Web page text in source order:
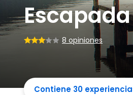
8 opiniones
Contiene 30